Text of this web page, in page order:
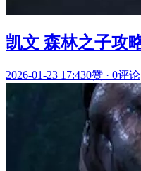
凯文 森林之子攻
2026-01-23 17:430赞 · 0评论